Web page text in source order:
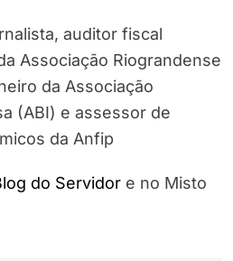
auditor fiscal
Associação Riograndense
da Associação
(ABI) e assessor de
da Anfip
do Servidor e no Misto